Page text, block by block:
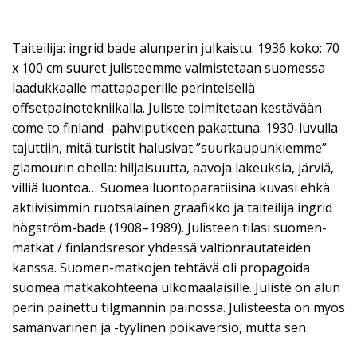
Taiteilija: ingrid bade alunperin julkaistu: 1936 koko: 70
x 100 cm suuret julisteemme valmistetaan suomessa
laadukkaalle mattapaperille perinteisellä
offsetpainotekniikalla. Juliste toimitetaan kestävään
come to finland -pahviputkeen pakattuna. 1930-luvulla
tajuttiin, mitä turistit halusivat ”suurkaupunkiemme”
glamourin ohella: hiljaisuutta, aavoja lakeuksia, järviä,
villiä luontoa… Suomea luontoparatiisina kuvasi ehkä
aktiivisimmin ruotsalainen graafikko ja taiteilija ingrid
högström-bade (1908–1989). Julisteen tilasi suomen-
matkat / finlandsresor yhdessä valtionrautateiden
kanssa. Suomen-matkojen tehtävä oli propagoida
suomea matkakohteena ulkomaalaisille. Juliste on alun
perin painettu tilgmannin painossa. Julisteesta on myös
samanvärinen ja -tyylinen poikaversio, mutta sen